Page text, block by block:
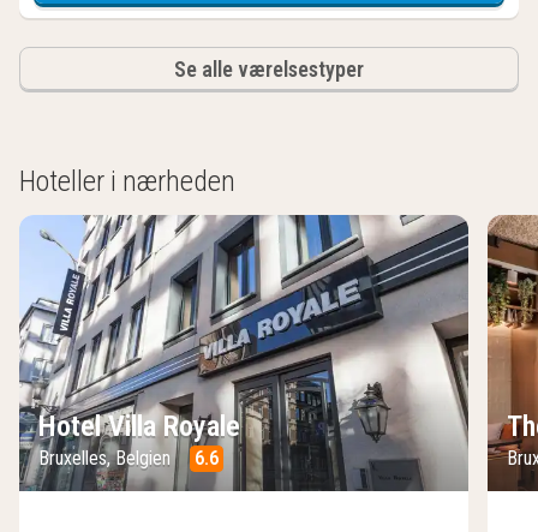
Se alle værelsestyper
Hoteller i nærheden
Hotel Villa Royale
Bruxelles, Belgien 6.6